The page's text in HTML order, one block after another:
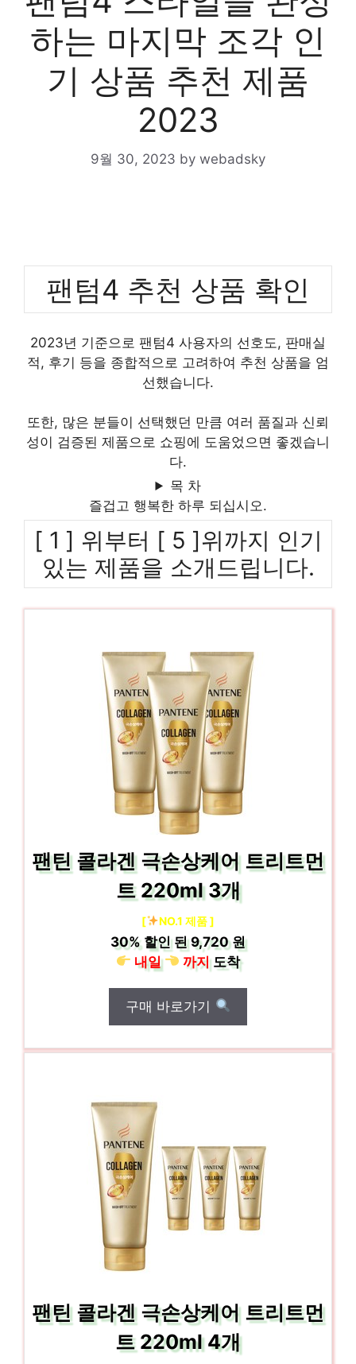
하는 마지막 조각 인
기 상품 추천 제품
2023
9월 30, 2023 by webadsky
팬텀4 추천 상품 확인
2023년 기준으로 팬텀4 사용자의 선호도, 판매실
적, 후기 등을 종합적으로 고려하여 추천 상품을 엄
선했습니다.
또한, 많은 분들이 선택했던 만큼 여러 품질과 신뢰
성이 검증된 제품으로 쇼핑에 도움었으면 좋겠습니
다.
목 차
즐겁고 행복한 하루 되십시오.
[ 1 ] 위부터 [ 5 ]위까지 인기
있는 제품을 소개드립니다.
팬틴 콜라겐 극손상케어 트리트먼
트 220ml 3개
[ NO.1 제품 ]
30% 할인 된9,720 원
내일
까지도착
구매 바로가기
팬틴 콜라겐 극손상케어 트리트먼
트 220ml 4개